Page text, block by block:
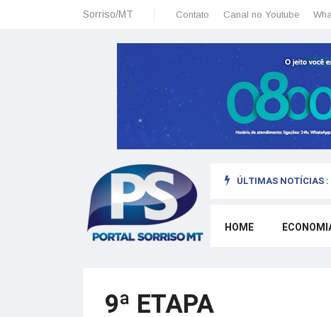
Sorriso/MT Contato Canal no Youtube
ÚLTIMAS NOTÍCIAS :
planeamento financeiro detalhado para não passar sufoco
HOME
9ª ETAPA